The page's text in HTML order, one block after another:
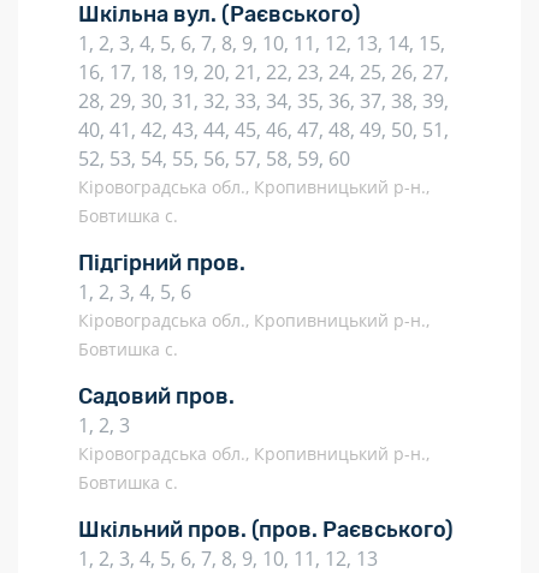
Шкільна вул. (Раєвського)
1, 2, 3, 4, 5, 6, 7, 8, 9, 10, 11, 12, 13, 14, 15,
16, 17, 18, 19, 20, 21, 22, 23, 24, 25, 26, 27,
28, 29, 30, 31, 32, 33, 34, 35, 36, 37, 38, 39,
40, 41, 42, 43, 44, 45, 46, 47, 48, 49, 50, 51,
52, 53, 54, 55, 56, 57, 58, 59, 60
Кіровоградська обл., Кропивницький р-н.,
Бовтишка с.
Підгірний пров.
1, 2, 3, 4, 5, 6
Кіровоградська обл., Кропивницький р-н.,
Бовтишка с.
Садовий пров.
1, 2, 3
Кіровоградська обл., Кропивницький р-н.,
Бовтишка с.
Шкільний пров. (пров. Раєвського)
1, 2, 3, 4, 5, 6, 7, 8, 9, 10, 11, 12, 13